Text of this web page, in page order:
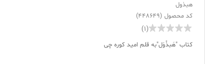
هبذول
کد محصول (448649)
(1)
کتاب "هَبذُوَل"به قلم امید کوره چی